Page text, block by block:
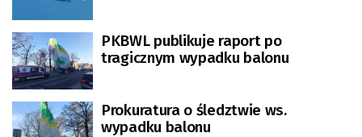
PKBWL publikuje raport po
tragicznym wypadku balonu
Prokuratura o śledztwie ws.
wypadku balonu